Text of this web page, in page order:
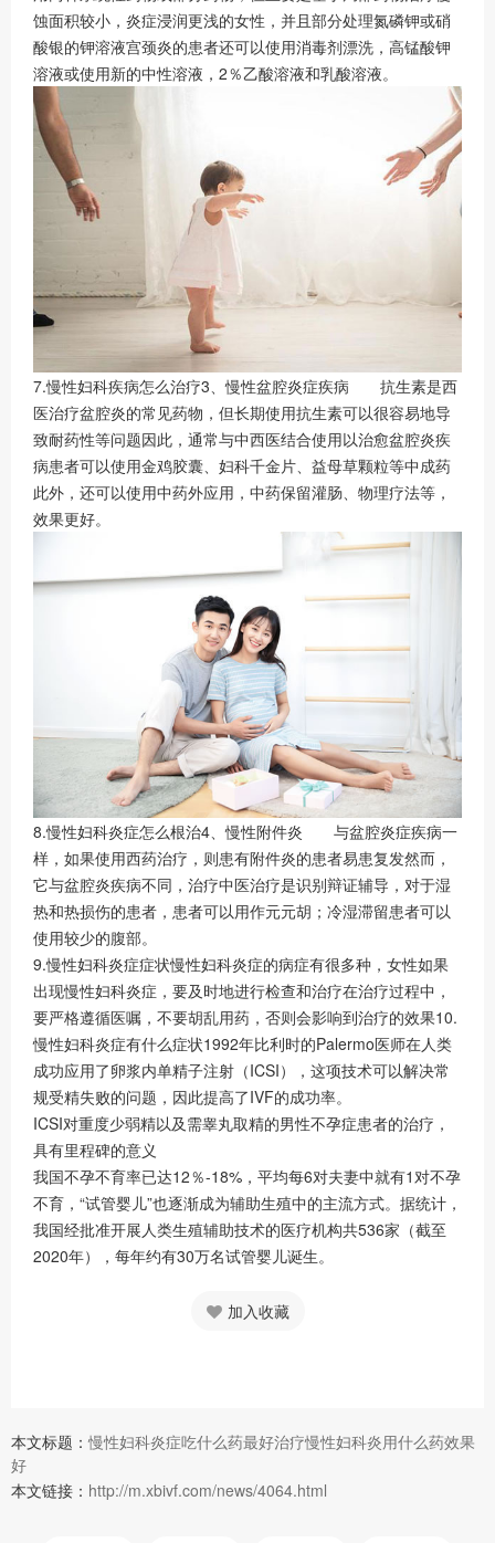
蚀面积较小，炎症浸润更浅的女性，并且部分处理氮磷钾或硝
酸银的钾溶液宫颈炎的患者还可以使用消毒剂漂洗，高锰酸钾
溶液或使用新的中性溶液，2％乙酸溶液和乳酸溶液。
7.慢性妇科疾病怎么治疗3、慢性盆腔炎症疾病 抗生素是西
医治疗盆腔炎的常见药物，但长期使用抗生素可以很容易地导
致耐药性等问题因此，通常与中西医结合使用以治愈盆腔炎疾
病患者可以使用金鸡胶囊、妇科千金片、益母草颗粒等中成药
此外，还可以使用中药外应用，中药保留灌肠、物理疗法等，
效果更好。
8.慢性妇科炎症怎么根治4、慢性附件炎 与盆腔炎症疾病一
样，如果使用西药治疗，则患有附件炎的患者易患复发然而，
它与盆腔炎疾病不同，治疗中医治疗是识别辩证辅导，对于湿
热和热损伤的患者，患者可以用作元元胡；冷湿滞留患者可以
使用较少的腹部。
9.慢性妇科炎症症状慢性妇科炎症的病症有很多种，女性如果
出现慢性妇科炎症，要及时地进行检查和治疗在治疗过程中，
要严格遵循医嘱，不要胡乱用药，否则会影响到治疗的效果10.
慢性妇科炎症有什么症状1992年比利时的Palermo医师在人类
成功应用了卵浆内单精子注射（ICSI），这项技术可以解决常
规受精失败的问题，因此提高了IVF的成功率。
ICSI对重度少弱精以及需睾丸取精的男性不孕症患者的治疗，
具有里程碑的意义
我国不孕不育率已达12％-18%，平均每6对夫妻中就有1对不孕
不育，“试管婴儿”也逐渐成为辅助生殖中的主流方式。据统计，
我国经批准开展人类生殖辅助技术的医疗机构共536家（截至
2020年），每年约有30万名试管婴儿诞生。
加入收藏
本文标题：慢性妇科炎症吃什么药最好治疗慢性妇科炎用什么药效果
好
本文链接： http://m.xbivf.com/news/4064.html